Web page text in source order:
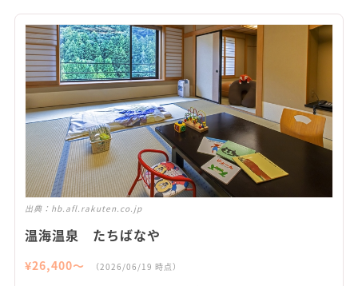
出典： hb.afl.rakuten.co.jp
温海温泉 たちばなや
¥26,400〜 （2026/06/19 時点）